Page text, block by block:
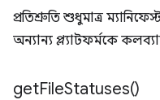
প্রতিশ্রুতি শুধুমাত্র
অন্যান্য প্ল্যাটফর্মকে
getFileStatuses()